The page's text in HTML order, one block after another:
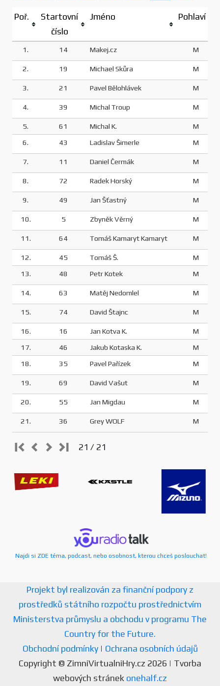
Poř.
Startovní
číslo
Jméno Pohlaví
1. 14 Makej.cz M
2. 19 Michael Skůra M
3. 21 Pavel Bělohlávek M
4. 39 Michal Troup M
5. 61 Michal K.
M
6.
43 Ladislav Šimerle M
7. 11 Daniel Čermák M
8. 72 Radek Horský M
9. 49 Jan Šťastný M
10. 5 Zbyněk Věrný M
11. 64 Tomáš Kamaryt Kamaryt M
12. 45 Tomáš Š.
M
13.
48 Petr Kotek M
14. 63 Matěj Nedomlel M
15. 74 David Štajnc M
16. 16 Jan Kotva K.
M
17.
46 Jakub Kotaska K.
M
18.
35 Pavel Pařízek M
19. 69 David Vašut M
20. 55 Jan Migdau M
21. 36 Grey WOLF M
21 / 21
Najdi si ZDE téma, podcast, nebo osobnost, kterou chceš poslouchat!
Projekt byl realizován za finanční podpory z
prostředků státního rozpočtu prostřednictvím
Ministerstva průmyslu a obchodu v programu The
Country for the Future.
Obchodní podmínky| Ochrana osobních údajů
Copyright © ZimniVirtualniHry.cz 2026 | Tvorba
webových stránek onehalf.cz